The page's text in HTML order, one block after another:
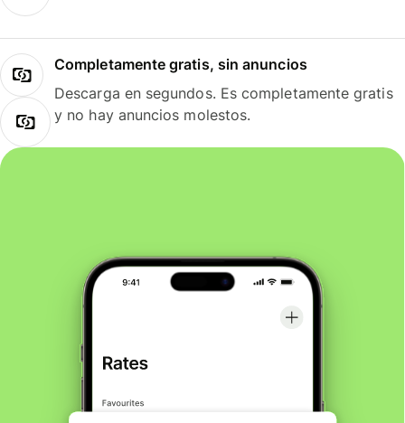
Completamente gratis, sin anuncios
Descarga en segundos. Es completamente gratis
y no hay anuncios molestos.